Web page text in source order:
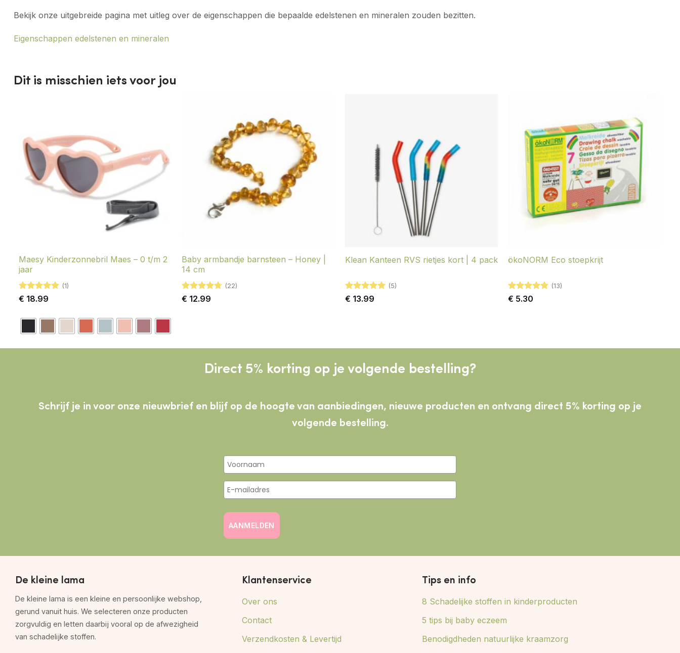
Bekijk onze uitgebreide pagina met uitleg over de eigenschappen die bepaalde edelstenen en mineralen zouden bezitten.
Eigenschappen edelstenen en mineralen
Dit is misschien iets voor jou
Maesy Kinderzonnebril Maes – 0 t/m 2
jaar
Gewaardeerd
(1)
€ 18.99
Baby armbandje barnsteen – Honey |
14 cm
Gewaardeerd
(22)
€ 12.99
Klean Kanteen RVS rietjes kort | 4 pack
Gewaardeerd
(5)
€ 13.99
ökoNORM Eco stoepkrijt
Gewaardeerd
(13)
€ 5.30
Direct 5% korting op je volgende bestelling?
Schrijf je in voor onze nieuwbrief en blijf op de hoogte van aanbiedingen, nieuwe producten en ontvang direct 5% korting op je
volgende bestelling.
AANMELDEN
De kleine lama
De kleine lama is een kleine en persoonlijke webshop,
gerund vanuit huis. We selecteren onze producten
zorgvuldig en letten daarbij vooral op de afwezigheid
van schadelijke stoffen.
Klantenservice
Over ons
Contact
Verzendkosten & Levertijd
Tips en info
8 Schadelijke stoffen in kinderproducten
5 tips bij baby eczeem
Benodigdheden natuurlijke kraamzorg